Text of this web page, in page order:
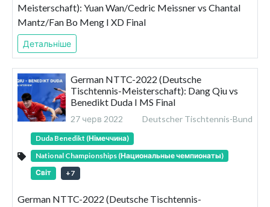
Meisterschaft): Yuan Wan/Cedric Meissner vs Chantal
Mantz/Fan Bo Meng I XD Final
Детальніше
German NTTC-2022 (Deutsche
Tischtennis-Meisterschaft): Dang Qiu vs
Benedikt Duda I MS Final
27 черв 2022 Deutscher Tischtennis-Bund
Duda Benedikt (Німеччина)
National Championships (Национальные чемпионаты)
Світ
+7
German NTTC-2022 (Deutsche Tischtennis-